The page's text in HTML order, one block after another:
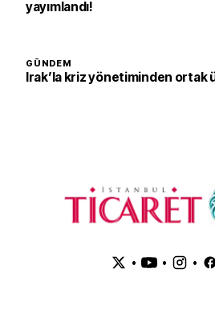
yayımlandı!
GÜNDEM
Irak’la kriz yönetiminden ortak
• • •